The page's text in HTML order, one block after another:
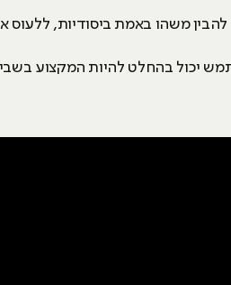
משהו באמת ביסודיות, ללעוס
יכול בהחלט להיות המקצוע